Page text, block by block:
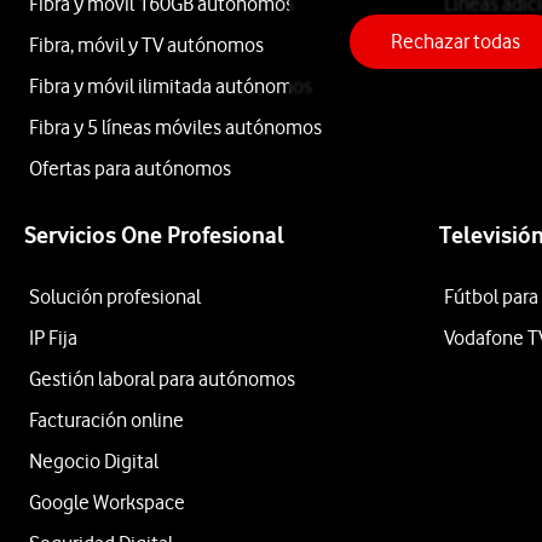
Samsung
Xiaomi
TCL
Ordenar
por:
Descuento
especial
Fibra, móvil y TV autónomos
Fibra y móvil ilimitada autónomos
Fibra y 5 líneas móviles autónomos
Ofertas para autónomos
Roaming
Servicios One Profesional
Solución profesional
IP Fija
Gestión laboral para autónomos
Facturación online
Negocio Digital
Google Workspace
Televisión
Fútbol
Vodafone
Rechazar todas